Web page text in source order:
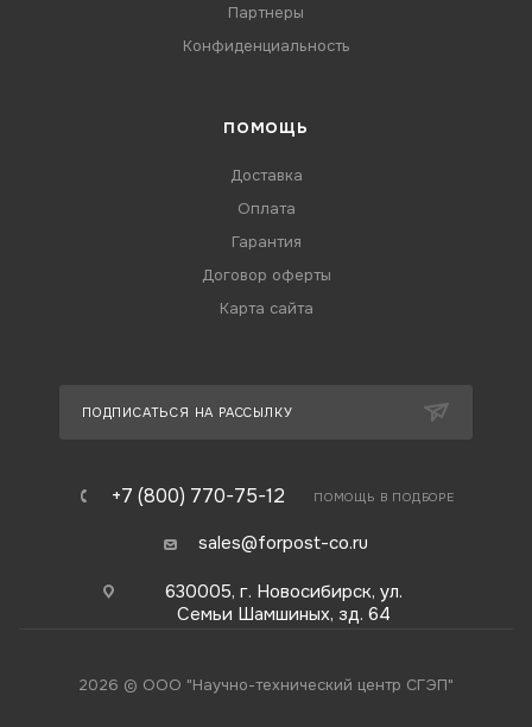
Партнеры
Конфиденциальность
ПОМОЩЬ
Доставка
Оплата
Гарантия
Договор оферты
Карта сайта
ПОДПИСАТЬСЯ НА РАССЫЛКУ
+7 (800) 770-75-12 ПОМОЩЬ В ПОДБОРЕ
sales@forpost-co.ru
630005, г. Новосибирск, ул.
Семьи Шамшиных, зд. 64
2026 © ООО "Научно-технический центр СГЭП"